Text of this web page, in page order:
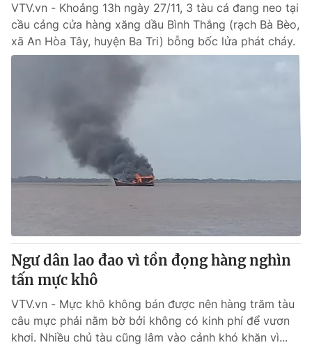
Liên hệ tòa soạn English
Theo dõi báo trên
Cơ quan chủ quản:Đài Truyền hình Việt Nam
Thời báo VTV
Giấy phép hoạt động báo in và báo điện tử số 483/GP-BTTTT
Tổng Biên tập:Vũ Thanh Thủy
Phó Tổng Biên tập:Nguyễn Thị Mỹ Hạnh, Phạm Quốc Thắng,
Nguyễn Trọng Ninh
024.38 355 931 - 024.38 355 932
Ðiện thoại Thời báo VTV: 024.66 897 897
Email: toasoan@vtv.vn
VTV.vn - Khoảng 13h ngày 27/11, 3 tàu cá đang neo tại
cầu cảng cửa hàng xăng dầu Bình Thắng (rạch Bà Bèo,
xã An Hòa Tây, huyện Ba Tri) bỗng bốc lửa phát cháy.
Ngư dân lao đao vì tồn đọng hàng nghìn
tấn mực khô
VTV.vn - Mực khô không bán được nên hàng trăm tàu
câu mực phải nằm bờ bởi không có kinh phí để vươn
khơi. Nhiều chủ tàu cũng lâm vào cảnh khó khăn vì...